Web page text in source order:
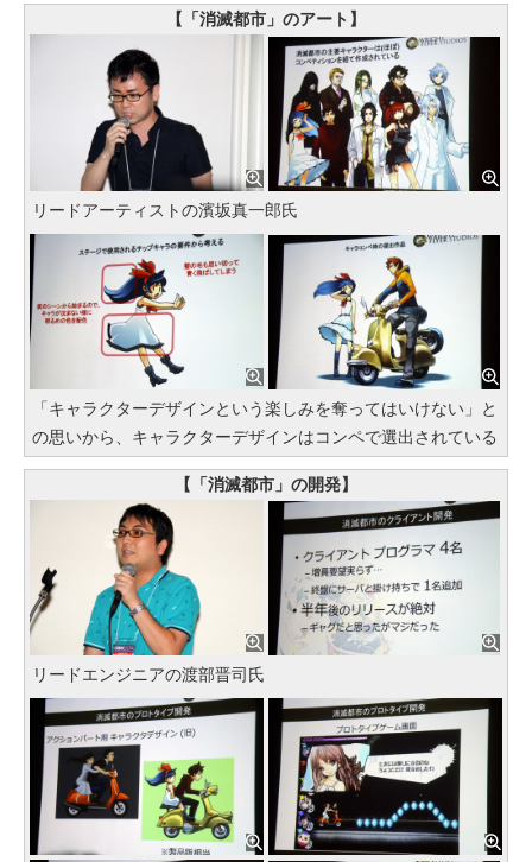
【「消滅都市」のアート】
リードアーティストの濱坂真一郎氏
「キャラクターデザインという楽しみを奪ってはいけない」と
の思いから、キャラクターデザインはコンペで選出されている
【「消滅都市」の開発】
リードエンジニアの渡部晋司氏